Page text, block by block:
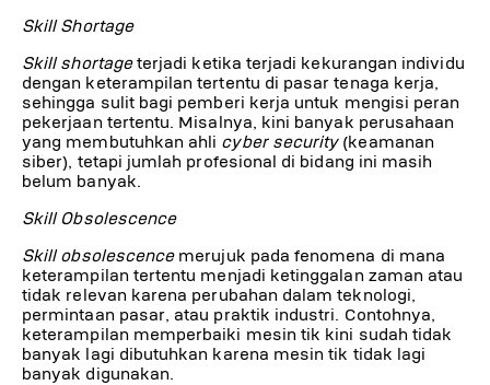
Skill Shortage
Skill shortageterjadi ketika terjadi kekurangan individu
dengan keterampilan tertentu di pasar tenaga kerja,
sehingga sulit bagi pemberi kerja untuk mengisi peran
pekerjaan tertentu. Misalnya, kini banyak perusahaan
yang membutuhkan ahli cyber security(keamanan
siber), tetapi jumlah profesional di bidang ini masih
belum banyak.
Skill Obsolescence
Skill obsolescencemerujuk pada fenomena di mana
keterampilan tertentu menjadi ketinggalan zaman atau
tidak relevan karena perubahan dalam teknologi,
permintaan pasar, atau praktik industri. Contohnya,
keterampilan memperbaiki mesin tik kini sudah tidak
banyak lagi dibutuhkan karena mesin tik tidak lagi
banyak digunakan.